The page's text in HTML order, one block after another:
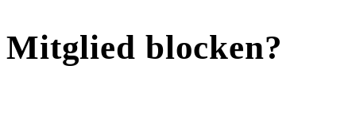
Mitglied blocken?